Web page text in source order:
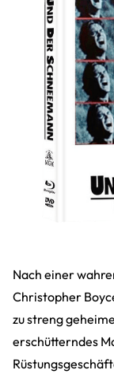
Nach einer
Christopher
zu streng
erschütterndes